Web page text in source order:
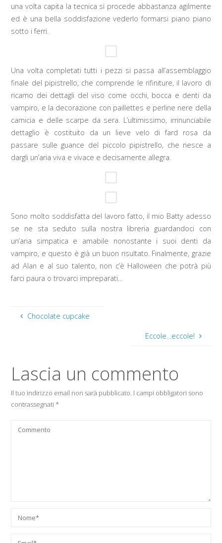
una volta capita la tecnica si procede abbastanza agilmente
ed è una bella soddisfazione vederlo formarsi piano piano
sotto i ferri.
Una volta completati tutti i pezzi si passa all’assemblaggio
finale del pipistrello, che comprende le rifiniture, il lavoro di
ricamo dei dettagli del viso come occhi, bocca e denti da
vampiro, e la decorazione con paillettes e perline nere della
camicia e delle scarpe da sera. L’ultimissimo, irrinunciabile
dettaglio è costituito da un lieve velo di fard rosa da
passare sulle guance del piccolo pipistrello, che riesce a
dargli un’aria viva e vivace e decisamente allegra.
Sono molto soddisfatta del lavoro fatto, il mio Batty adesso
se ne sta seduto sulla nostra libreria guardandoci con
un’aria simpatica e amabile nonostante i suoi denti da
vampiro, e questo è già un buon risultato. Finalmente, grazie
ad Alan e al suo talento, non c’è Halloween che potrà più
farci paura o trovarci impreparati…
Chocolate cupcake
Eccole…eccole!
Lascia un commento
Il tuo indirizzo email non sarà pubblicato. I campi obbligatori sono
contrassegnati*